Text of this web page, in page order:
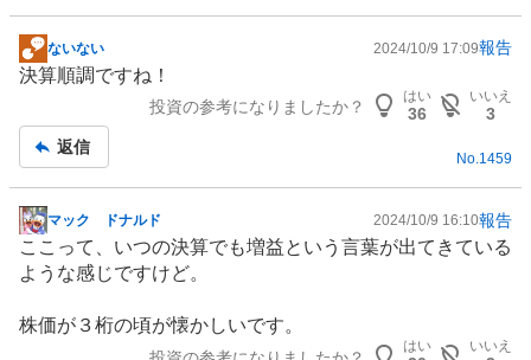
掲
示
事
ないない 2024/10/9 17:09報告
決算順調ですね！
投資の参考になりましたか？
はい
36
いいえ
3
返信
No.1459
掲
示
板
事
マック ドナルド 2024/10/9 16:10報告
ここって、いつの決算でも増益という言葉が出てきている
ような感じですけど。
株価が３桁の頃が懐かしいです。
はい いいえ